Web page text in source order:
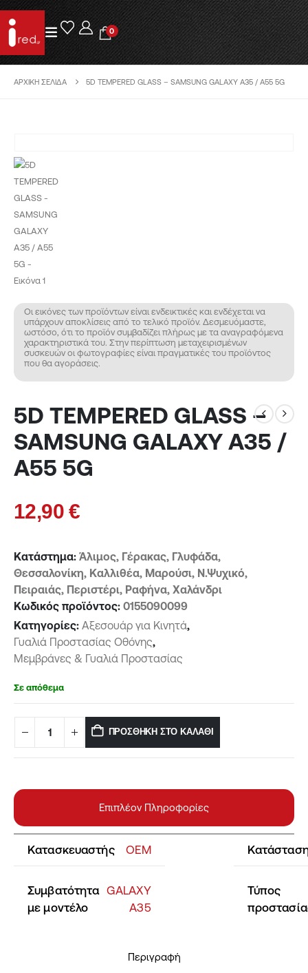
0
ΑΡΧΙΚΉ ΣΕΛΊΔΑ 5D TEMPERED GLASS – SAMSUNG GALAXY A35 / A55 5G
Οι εικόνες των προϊόντων είναι ενδεικτικές και ενδέχεται να
υπάρχουν αποκλίσεις από το τελικό προϊόν. Δεσμευόμαστε,
ωστόσο, ότι το προϊόν συμβαδίζει πλήρως με τα αναγραφόμενα
χαρακτηριστικά του. Στην περίπτωση μεταχειρισμένων
συσκευών οι φωτογραφίες είναι πραγματικές του προϊόντος
που θα αγοράσεις.
5D TEMPERED GLASS –
SAMSUNG GALAXY A35 /
A55 5G
12,90€
Κατάστημα: Άλιμος, Γέρακας, Γλυφάδα,
Θεσσαλονίκη, Καλλιθέα, Μαρούσι, Ν.Ψυχικό,
Πειραιάς, Περιστέρι, Ραφήνα, Χαλάνδρι
Κωδικός προϊόντος: 0155090099
Κατηγορίες: Αξεσουάρ για Κινητά,
Γυαλιά Προστασίας Οθόνης,
Μεμβράνες & Γυαλιά Προστασίας
Σε απόθεμα
ΠΡΟΣΘΉΚΗ ΣΤΟ ΚΑΛΆΘΙ
Επιπλέον Πληροφορίες
Περιγραφή
Κατασκευαστής OEM
Συμβατότητα
με μοντέλο
GALAXY
A35
Τύπος